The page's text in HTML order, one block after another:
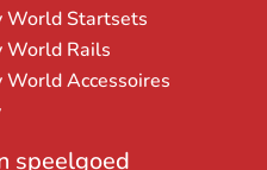
World Startsets
World Rails
World Accessoires
speelgoed